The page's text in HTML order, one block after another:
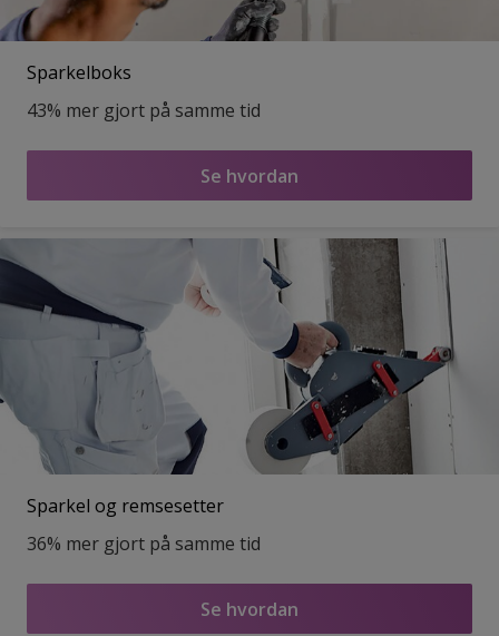
Sparkelboks
43% mer gjort på samme tid
Se hvordan
Sparkel og remsesetter
36% mer gjort på samme tid
Se hvordan